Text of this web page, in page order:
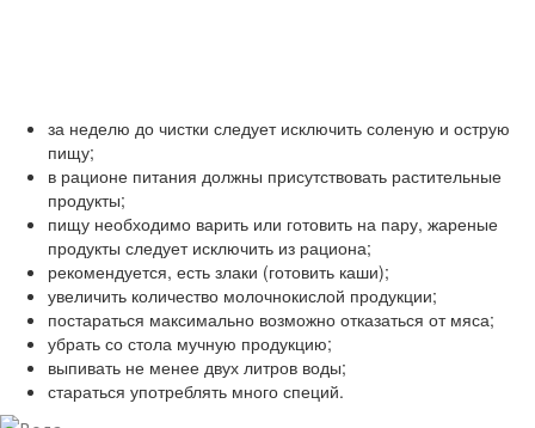
за неделю до чистки следует исключить соленую и острую
пищу;
в рационе питания должны присутствовать растительные
продукты;
пищу необходимо варить или готовить на пару, жареные
продукты следует исключить из рациона;
рекомендуется, есть злаки (готовить каши);
увеличить количество молочнокислой продукции;
постараться максимально возможно отказаться от мяса;
убрать со стола мучную продукцию;
выпивать не менее двух литров воды;
стараться употреблять много специй.